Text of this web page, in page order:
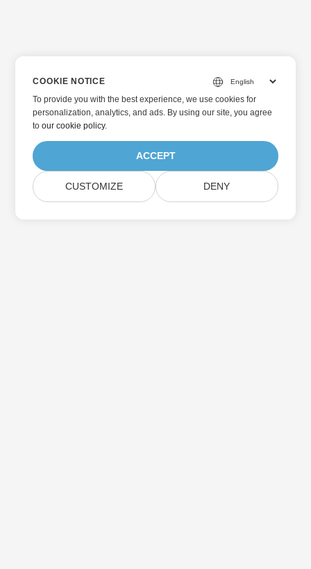
COOKIE NOTICE
To provide you with the best experience, we use cookies for
personalization, analytics, and ads. By using our site, you agree
toour cookie policy.
ACCEPT
CUSTOMIZE DENY